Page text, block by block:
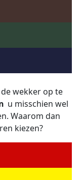
wekker op te
u misschien wel
Waarom dan
kiezen?